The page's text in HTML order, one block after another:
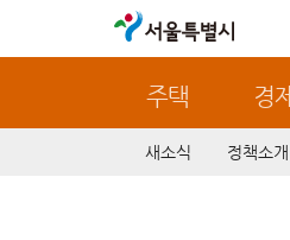
서울특별시
주택 경제
새소식 정책소개